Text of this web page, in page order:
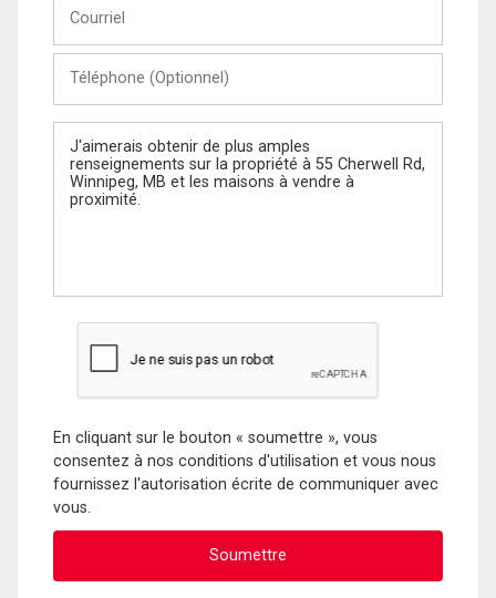
(Optionnel)
Message
En cliquant sur le bouton « soumettre », vous
consentez à nos conditions d'utilisation et vous nous
fournissez l'autorisation écrite de communiquer avec
vous.